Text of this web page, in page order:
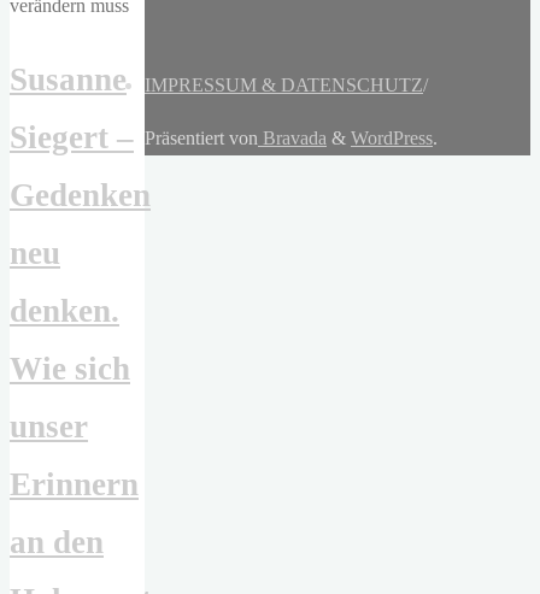
Susanne
Siegert –
Gedenken
neu
denken.
Wie sich
unser
Erinnern
an den
IMPRESSUM & DATENSCHUTZ/
Präsentiert von Bravada & WordPress.